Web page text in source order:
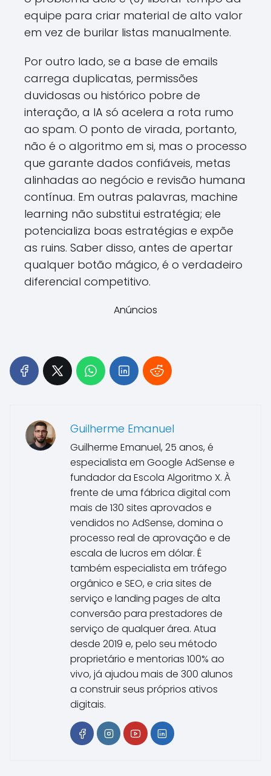
equipe para criar material de alto valor
em vez de burilar listas manualmente.
Por outro lado, se a base de emails
carrega duplicatas, permissões
duvidosas ou histórico pobre de
interação, a IA só acelera a rota rumo
ao spam. O ponto de virada, portanto,
não é o algoritmo em si, mas o processo
que garante dados confiáveis, metas
alinhadas ao negócio e revisão humana
contínua. Em outras palavras, machine
learning não substitui estratégia; ele
potencializa boas estratégias e expõe
as ruins. Saber disso, antes de apertar
qualquer botão mágico, é o verdadeiro
diferencial competitivo.
Anúncios
Guilherme Emanuel
Guilherme Emanuel, 25 anos, é
especialista em Google AdSense e
fundador da Escola Algoritmo X. À
frente de uma fábrica digital com
mais de 130 sites aprovados e
vendidos no AdSense, domina o
processo real de aprovação e de
escala de lucros em dólar. É
também especialista em tráfego
orgânico e SEO, e cria sites de
serviço e landing pages de alta
conversão para prestadores de
serviço de qualquer área. Atua
desde 2019 e, pelo seu método
proprietário e mentorias 100% ao
vivo, já ajudou mais de 300 alunos
a construir seus próprios ativos
digitais.